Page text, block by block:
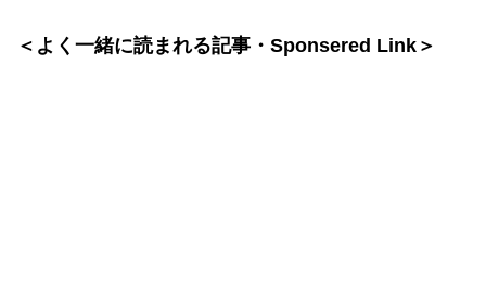
＜よく一緒に読まれる記事・Sponsered Link＞